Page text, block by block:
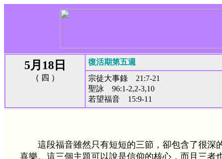
5月18日
（ 四 ）
復活期第五週
宗徒大事錄 21:7-21
聖詠 96:1-2,2-3,10
若望福音 15:9-11
這段福音雖然只有短短的三節，卻包含了很深
喜樂。這三個主題可以說是信仰的核心，而且三者